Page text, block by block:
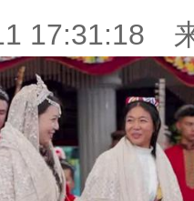
17:31:18